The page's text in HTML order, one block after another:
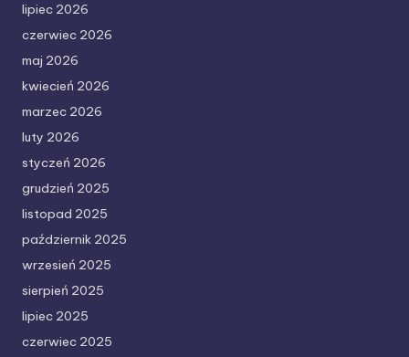
lipiec 2026
czerwiec 2026
maj 2026
kwiecień 2026
marzec 2026
luty 2026
styczeń 2026
grudzień 2025
listopad 2025
październik 2025
wrzesień 2025
sierpień 2025
lipiec 2025
czerwiec 2025